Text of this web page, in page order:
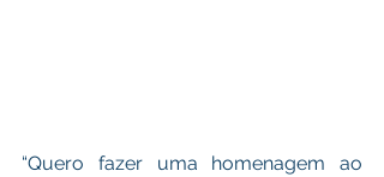
“Quero fazer uma homenagem ao